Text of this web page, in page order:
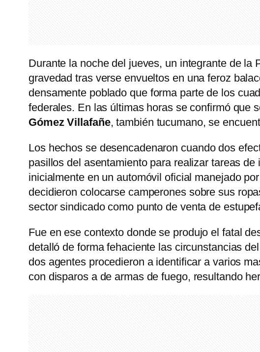
Durante la noche del jueves, un integrante de la
gravedad tras verse envueltos en una feroz
densamente poblado que forma parte de los
federales. En las últimas horas se confirmó que
Gómez Villafañe, también tucumano, se
Los hechos se desencadenaron cuando dos
pasillos del asentamiento para realizar tareas
inicialmente en un automóvil oficial manejado
decidieron colocarse camperones sobre sus
sector sindicado como punto de venta de
Fue en ese contexto donde se produjo el fatal
detalló de forma fehaciente las circunstancias
dos agentes procedieron a identificar a varios
con disparos a de armas de fuego, resultando